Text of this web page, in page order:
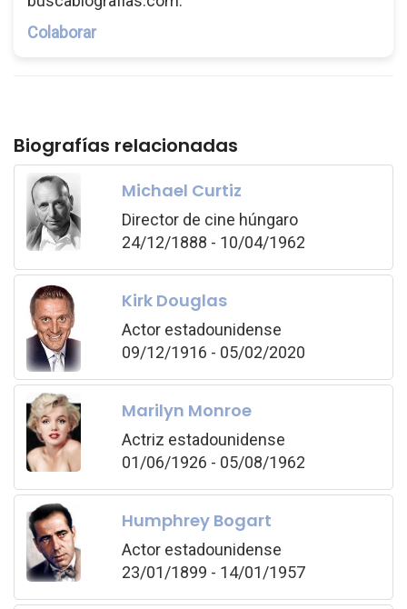
Colaborar
Biografías relacionadas
Michael Curtiz
Director de cine húngaro
24/12/1888 - 10/04/1962
Kirk Douglas
Actor estadounidense
09/12/1916 - 05/02/2020
Marilyn Monroe
Actriz estadounidense
01/06/1926 - 05/08/1962
Humphrey Bogart
Actor estadounidense
23/01/1899 - 14/01/1957